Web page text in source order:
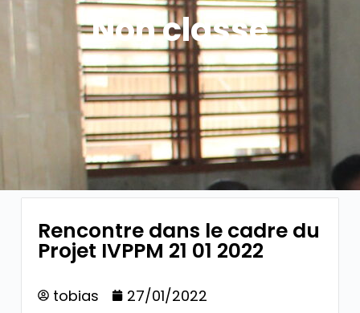
Non classé
Rencontre dans le cadre du
Projet IVPPM 21 01 2022
tobias 27/01/2022